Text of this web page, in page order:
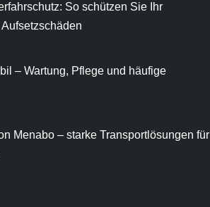
So schützen Sie Ihr
– Wartung, Pflege und häufige
Menabo – starke Transportlösungen für